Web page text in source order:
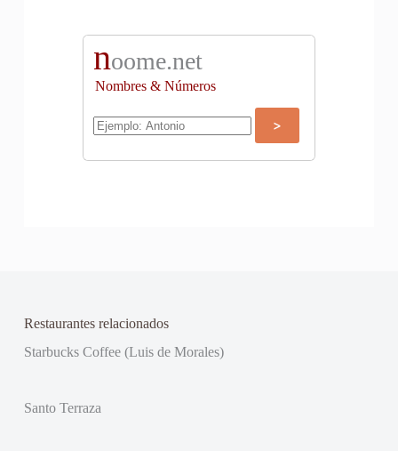
noome.net
Nombres & Números
Restaurantes relacionados
Starbucks Coffee (Luis de Morales)
Santo Terraza